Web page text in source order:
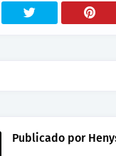
Publicado por